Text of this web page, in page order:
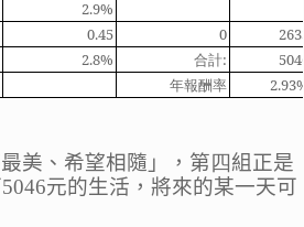
2.9%
0.45 0 2633
2.8% 合計: 5046
年報酬率 2.93%
最美、希望相隨」， 第四組正是
5046元的生活，將來的某一天可